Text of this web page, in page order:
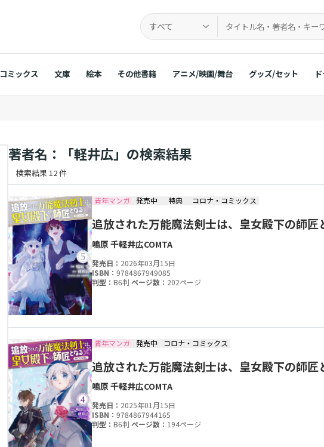
すべて
コミックス 文庫 絵本 その他書籍 アニメ/映画/舞台 グッズ/セット
著者名：「軽井広」の検索結果
検索結果 12 件
青年マンガ 発売中 特典 コロナ・コミックス
追放された万能魔法剣士は、皇女殿下の師匠
鳴原 千軽井広COMTA
発売日： 2026年03月15日
ISBN： 9784867949085
判型： B6判 ページ数： 202ページ
青年マンガ 発売中 コロナ・コミックス
追放された万能魔法剣士は、皇女殿下の師匠
鳴原 千軽井広COMTA
発売日： 2025年01月15日
ISBN： 9784867944165
判型： B6判 ページ数： 194ページ